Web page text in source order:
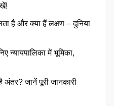
है और क्या हैं लक्षण – दुनिया
न्यायपालिका में भूमिका,
अंतर? जानें पूरी जानकारी